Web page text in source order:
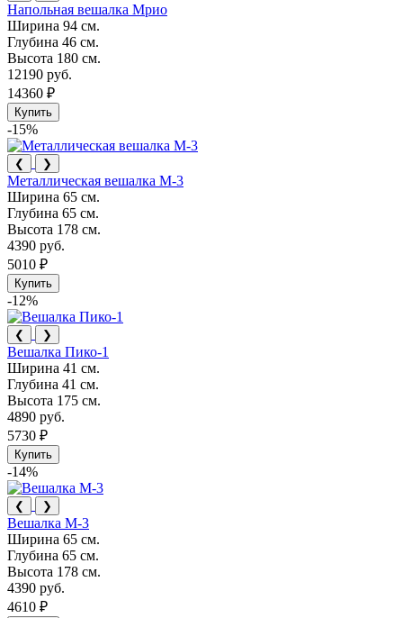
Напольная вешалка Мрио
Ширина 94 см.
Глубина 46 см.
Высота 180 см.
12190 руб.
14360 ₽
Купить
-15%
❮ ❯
Металлическая вешалка М-3
Ширина 65 см.
Глубина 65 см.
Высота 178 см.
4390 руб.
5010 ₽
Купить
-12%
❮ ❯
Вешалка Пико-1
Ширина 41 см.
Глубина 41 см.
Высота 175 см.
4890 руб.
5730 ₽
Купить
-14%
❮ ❯
Вешалка М-3
Ширина 65 см.
Глубина 65 см.
Высота 178 см.
4390 руб.
4610 ₽